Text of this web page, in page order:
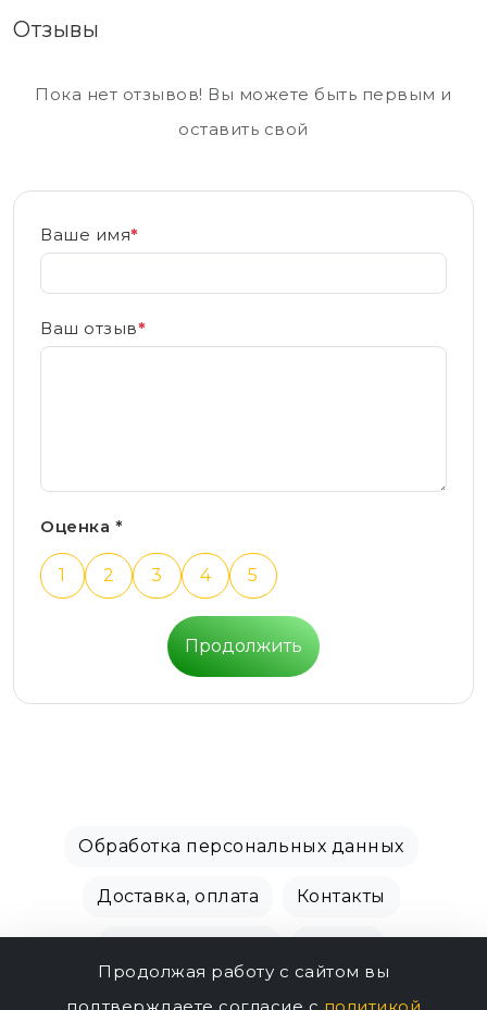
Отзывы
Пока нет отзывов! Вы можете быть первым и
оставить свой
Ваше имя*
Ваш отзыв*
Оценка *
1 2 3 4 5
Продолжить
Обработка персональных данных
Доставка, оплата Контакты
Продолжая работу с сайтом вы